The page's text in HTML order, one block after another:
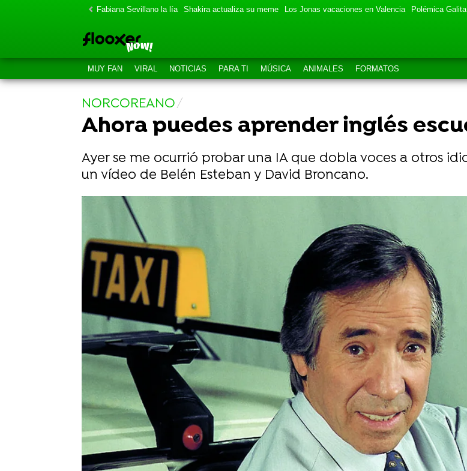
Fabiana Sevillano la lía Shakira actualiza su meme Los Jonas vacaciones en Valencia Polémica
MUY FAN VIRAL NOTICIAS PARA TI MÚSICA ANIMALES FORMATOS
NORCOREANO
Ahora puedes aprender inglés
Ayer se me ocurrió probar una IA que dobla voces a otros
un vídeo de Belén Esteban y David Broncano.